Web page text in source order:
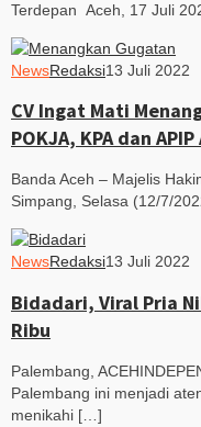
Terdepan Aceh, 17 Juli
NewsRedaksi13 Juli 2022
CV Ingat Mati
POKJA, KPA dan
Banda Aceh – Majelis
Simpang, Selasa (12/7/
NewsRedaksi13 Juli 2022
Bidadari, Viral Pria
Ribu
Palembang,
Palembang ini menjadi
menikahi […]